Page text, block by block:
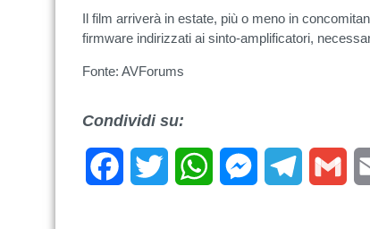
Il film arriverà in estate, più o meno in
firmware indirizzati ai sinto-amplificatori,
Fonte: AVForums
Condividi su:
FacebookTwitter WhatsAppMessengerTelegram